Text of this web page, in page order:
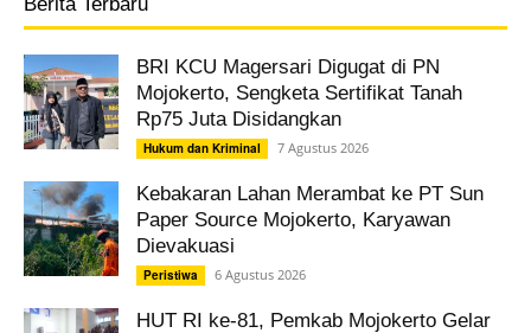
BRI KCU Magersari Digugat di PN
Mojokerto, Sengketa Sertifikat Tanah
Rp75 Juta Disidangkan
Hukum dan Kriminal 7 Agustus 2026
Kebakaran Lahan Merambat ke PT Sun
Paper Source Mojokerto, Karyawan
Dievakuasi
Peristiwa 6 Agustus 2026
HUT RI ke-81, Pemkab Mojokerto Gelar